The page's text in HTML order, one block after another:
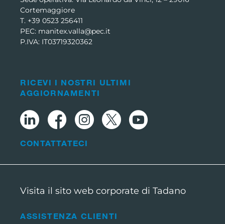
Cortemaggiore
T. +39 0523 256411
PEC: manitex.valla@pec.it
P.IVA: IT03719320362
ASSISTENZA CLIENTI
RICEVI I NOSTRI ULTIMI
AGGIORNAMENTI
CONTATTATECI
Visita il sito web corporate di Tadano